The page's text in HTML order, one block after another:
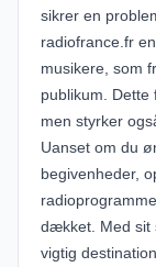
sikrer en
radiofrance.fr
musikere, som
publikum. Dette
men styrker
Uanset om du
begivenheder,
dækket. Med sit
vigtig